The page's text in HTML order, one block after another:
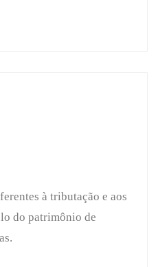
à tributação e aos
do patrimônio de